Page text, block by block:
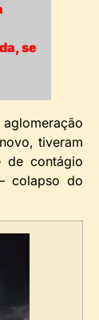
se
tiveram
de contágio
colapso do